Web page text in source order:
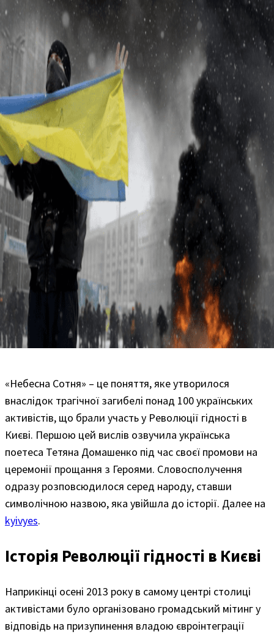
«Небесна Сотня» – це поняття, яке утворилося
внаслідок трагічної загибелі понад 100 українських
активістів, що брали участь у Революції гідності в
Києві. Першою цей вислів озвучила українська
поетеса Тетяна Домашенко під час своєї промови на
церемонії прощання з Героями. Словосполучення
одразу розповсюдилося серед народу, ставши
символічною назвою, яка увійшла до історії. Далее на
kyivyes.
Історія Революції гідності в Києві
Наприкінці осені 2013 року в самому центрі столиці
активістами було організовано громадський мітинг у
відповідь на призупинення владою євроінтеграції